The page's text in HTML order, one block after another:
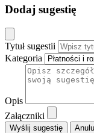
Dodaj sugestię
Tytuł sugestii
Kategoria
Opis
Załączniki